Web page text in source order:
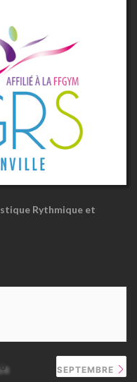
Rythmique et
SEPTEMBRE